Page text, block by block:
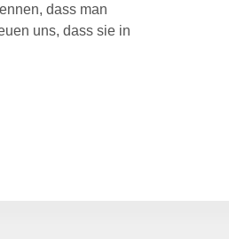
dass man
uns, dass sie in